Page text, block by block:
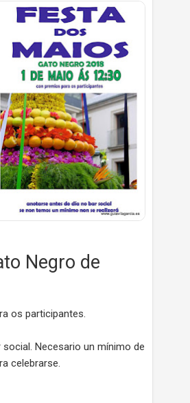
Negro de
os participantes.
Necesario un mínimo de
celebrarse.